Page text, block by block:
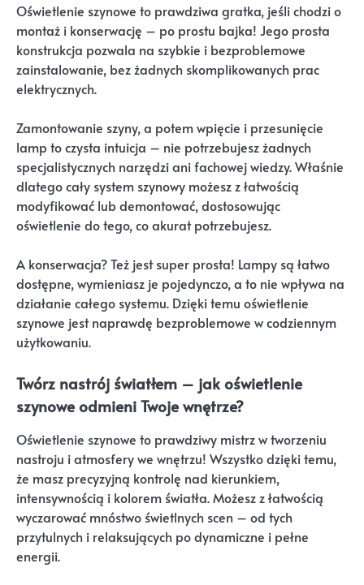
Oświetlenie szynowe to prawdziwa gratka, jeśli chodzi o
montaż i konserwację – po prostu bajka! Jego prosta
konstrukcja pozwala na szybkie i bezproblemowe
zainstalowanie, bez żadnych skomplikowanych prac
elektrycznych.
Zamontowanie szyny, a potem wpięcie i przesunięcie
lamp to czysta intuicja – nie potrzebujesz żadnych
specjalistycznych narzędzi ani fachowej wiedzy. Właśnie
dlatego cały system szynowy możesz z łatwością
modyfikować lub demontować, dostosowując
oświetlenie do tego, co akurat potrzebujesz.
A konserwacja? Też jest super prosta! Lampy są łatwo
dostępne, wymieniasz je pojedynczo, a to nie wpływa na
działanie całego systemu. Dzięki temu oświetlenie
szynowe jest naprawdę bezproblemowe w codziennym
użytkowaniu.
Twórz nastrój światłem – jak oświetlenie
szynowe odmieni Twoje wnętrze?
Oświetlenie szynowe to prawdziwy mistrz w tworzeniu
nastroju i atmosfery we wnętrzu! Wszystko dzięki temu,
że masz precyzyjną kontrolę nad kierunkiem,
intensywnością i kolorem światła. Możesz z łatwością
wyczarować mnóstwo świetlnych scen – od tych
przytulnych i relaksujących po dynamiczne i pełne
energii.